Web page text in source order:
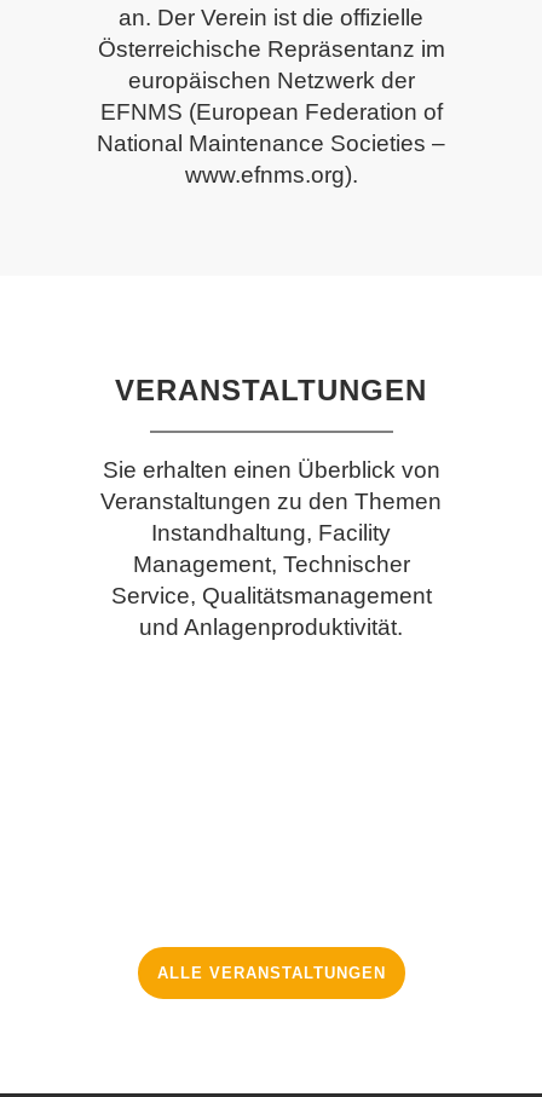
an. Der Verein ist die offizielle
Österreichische Repräsentanz im
europäischen Netzwerk der
EFNMS (European Federation of
National Maintenance Societies –
www.efnms.org).
VERANSTALTUNGEN
Sie erhalten einen Überblick von
Veranstaltungen zu den Themen
Instandhaltung, Facility
Management, Technischer
Service, Qualitätsmanagement
und Anlagenproduktivität.
14
Okt.
MFA
EXPERT
CIRCLE
NEXTGEN
ALLE VERANSTALTUNGEN